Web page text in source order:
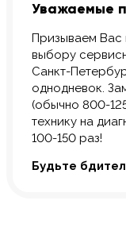
Уважаемые
Призываем Вас
выбору
Санкт-
однодневок.
(обычно 800-
технику на
100-150 раз!
Будьте